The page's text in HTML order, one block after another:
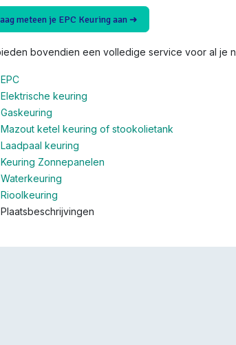
meteen je EPC Keuring aan ➜
bovendien een volledige service voor al je
EPC
Elektrische keuring
Gaskeuring
Mazout ketel keuring of stookolietank
Laadpaal keuring
Keuring Zonnepanelen
Waterkeuring
Rioolkeuring
Plaatsbeschrijvingen